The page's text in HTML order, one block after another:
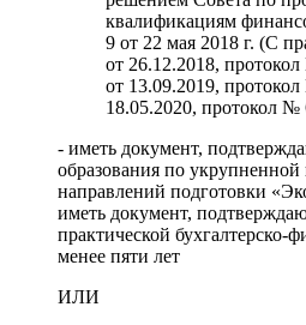
квалификациям
9 от 22 мая 2018 г. (С
от 26.12.2018,
от 13.09.2019,
18.05.2020, протокол №
- иметь документ,
образования по укрупненной
направлений подготовки
иметь документ,
практической бухгалтерско-
менее пяти лет
ИЛИ